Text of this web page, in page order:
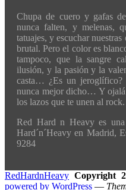
Chupa de cuero y gafas
nunca falten, y melenas,
tatuajes, y escuchar
brutal. Pero el color es
tampoco, que la sangre
ilusión, y la pasión y la
casta… ¿Es un jeroglífico?
nunca mejor dicho… Y
los lazos que te unen al rock.
Red Hard n Heavy es
Hard´n´Heavy en Madrid,
9284
RedHardnHeavy Copyright
powered by WordPress —